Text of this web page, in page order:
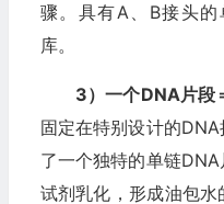
骤。具有A、B接头
库。
3）一个DNA片段
固定在特别设计的
了一个独特的单链
试剂乳化，形成油包